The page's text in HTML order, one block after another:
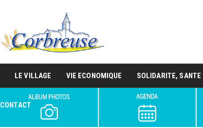
LE VILLAGE VIE ECONOMIQUE SOLIDARITE, SANTE
CONTACT